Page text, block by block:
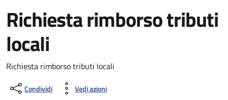
Richiesta rimborso tributi
locali
Dettagli del documento
Richiesta rimborso tributi locali
Condividi Vedi azioni